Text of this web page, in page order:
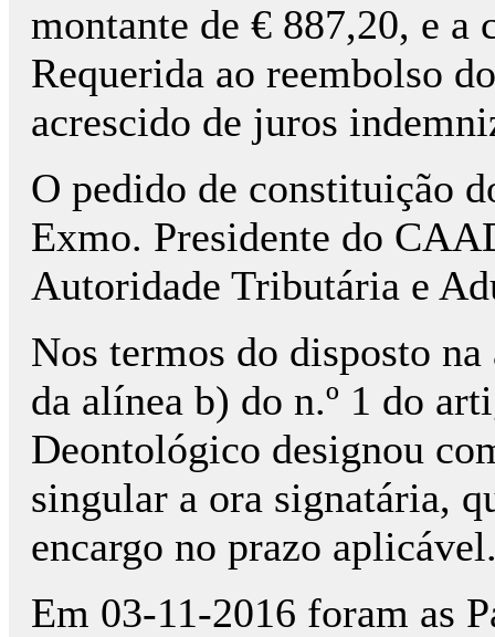
montante de € 887,20, e a
Requerida ao reembolso
acrescido de juros
O pedido de constituição
Exmo. Presidente do
Autoridade Tributária e
Nos termos do disposto
da alínea b) do n.º 1 do
Deontológico designou
singular a ora signatária,
encargo no prazo
Em 03-11-2016 foram as